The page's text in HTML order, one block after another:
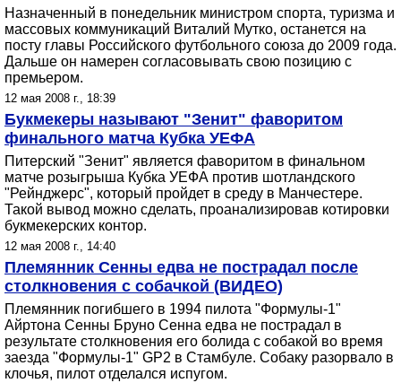
Назначенный в понедельник министром спорта, туризма и
массовых коммуникаций Виталий Мутко, останется на
посту главы Российского футбольного союза до 2009 года.
Дальше он намерен согласовывать свою позицию с
премьером.
12 мая 2008 г., 18:39
Букмекеры называют "Зенит" фаворитом
финального матча Кубка УЕФА
Питерский "Зенит" является фаворитом в финальном
матче розыгрыша Кубка УЕФА против шотландского
"Рейнджерс", который пройдет в среду в Манчестере.
Такой вывод можно сделать, проанализировав котировки
букмекерских контор.
12 мая 2008 г., 14:40
Племянник Сенны едва не пострадал после
столкновения с собачкой (ВИДЕО)
Племянник погибшего в 1994 пилота "Формулы-1"
Айртона Сенны Бруно Сенна едва не пострадал в
результате столкновения его болида с собакой во время
заезда "Формулы-1" GP2 в Стамбуле. Собаку разорвало в
клочья, пилот отделался испугом.